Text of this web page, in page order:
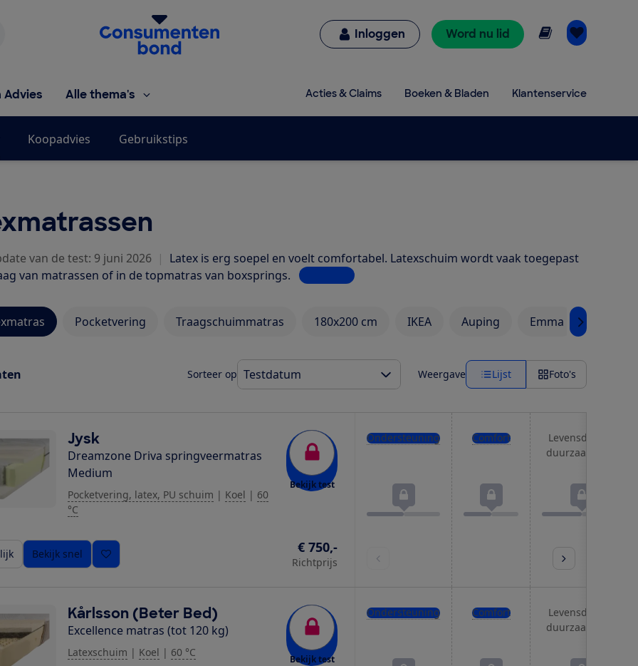
Homepage van de Consumentenbond
Inloggen Word nu lid Online lezen
Advies Alle thema's Acties & Claims Boeken & Bladen Klantenservice
Koopadvies Gebruikstips
van de test: 9 juni 2026 | Latex is erg soepel en voelt comfortabel. Latexschuim wordt vaak toegepast
van matrassen of in de topmatras van boxsprings. Lees meer
Pocketvering Traagschuimmatras 180x200 cm IKEA Auping Emma
Sorteer op Weergave Lijst Foto's
Jysk
Dreamzone Driva springveermatras
Medium
Pocketvering, latex, PU schuim | Koel | 60
°C
Bekijk test
Bekijk snel € 750,-
Richtprijs
Ondersteuning Comfort
Levensduur &
duurzaamheid
Kårlsson (Beter Bed)
Excellence matras (tot 120 kg)
Latexschuim | Koel | 60 °C
Bekijk test
Ondersteuning Comfort
Levensduur &
duurzaamheid